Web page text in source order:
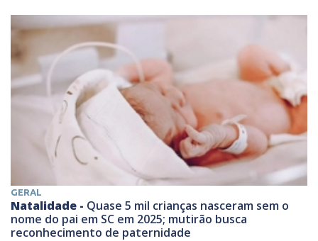
GERAL
Natalidade - Quase 5 mil crianças nasceram sem o
nome do pai em SC em 2025; mutirão busca
reconhecimento de paternidade